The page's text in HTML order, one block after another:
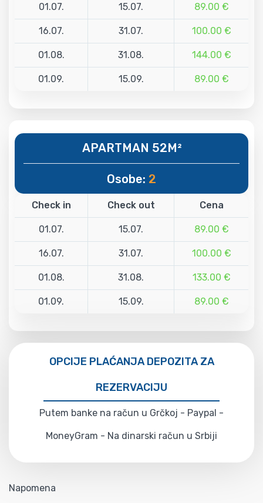
01.07. 15.07. 89.00 €
16.07. 31.07. 100.00 €
01.08. 31.08. 144.00 €
01.09. 15.09. 89.00 €
APARTMAN 52M²
Osobe: 2
Check in Check out Cena
01.07. 15.07. 89.00 €
16.07. 31.07. 100.00 €
01.08. 31.08. 133.00 €
01.09. 15.09. 89.00 €
OPCIJE PLAĆANJA DEPOZITA ZA
REZERVACIJU
Putem banke na račun u Grčkoj - Paypal -
MoneyGram - Na dinarski račun u Srbiji
Napomena